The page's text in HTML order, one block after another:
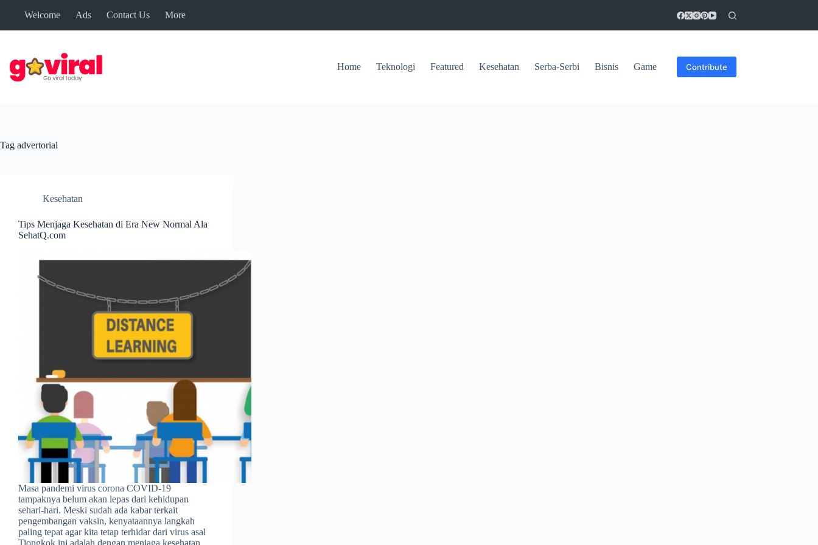
Welcome Ads Contact Us More
Home Teknologi Featured Kesehatan Serba-Serbi Bisnis Game Contribute
Tag advertorial
Kesehatan
Tips Menjaga Kesehatan di Era New Normal Ala
SehatQ.com
Masa pandemi virus corona COVID-19
tampaknya belum akan lepas dari kehidupan
sehari-hari. Meski sudah ada kabar terkait
pengembangan vaksin, kenyataannya langkah
paling tepat agar kita tetap terhidar dari virus asal
Tiongkok ini adalah dengan menjaga kesehatan